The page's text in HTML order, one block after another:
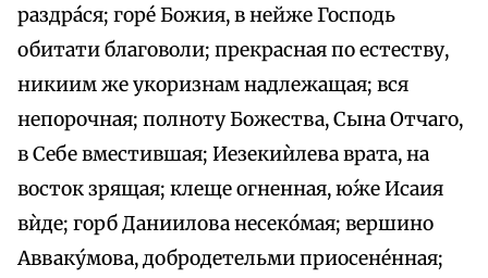
раздра́ся; горе́ Божия, в нейже Господь
обитати благоволи; прекрасная по естеству,
никиим же укоризнам надлежащая; вся
непорочная; полноту Божества, Сына Отчаго,
в Себе вместившая; Иезекиѝлева врата, на
восток зрящая; клеще огненная, ю́же Исаия
вѝде; горб Даниилова несеко́мая; вершино
Авваку́мова, добродетельми приосене́нная;